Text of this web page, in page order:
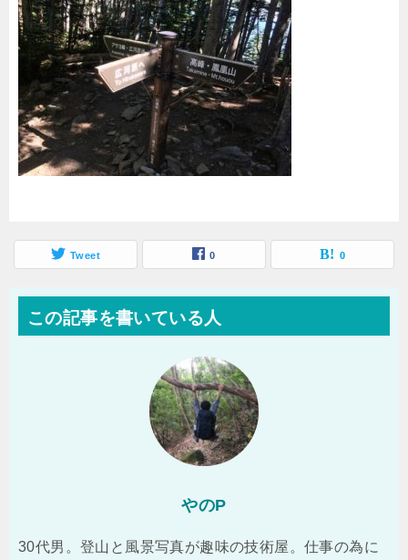
Tweet 0 0
この記事を書いている人
やのP
30代男。登山と風景写真が趣味の技術屋。仕事の為に